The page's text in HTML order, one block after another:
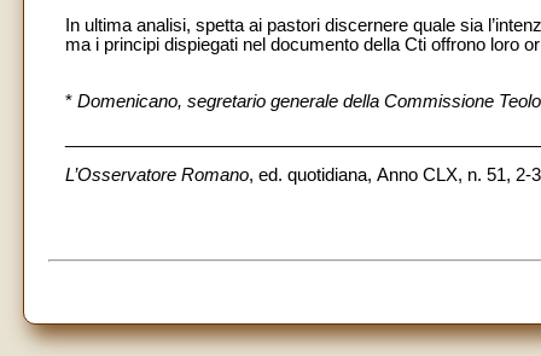
In ultima analisi, spetta ai pastori discernere quale sia
ma i principi dispiegati nel documento della Cti offrono loro
* Domenicano, segretario generale della Commissione
L’Osservatore Romano, ed. quotidiana, Anno CLX, n. 51, 2-